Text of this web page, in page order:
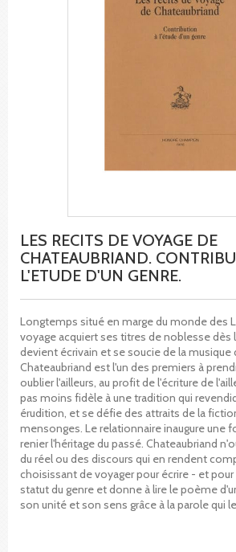
LES RECITS DE VOYAGE DE
CHATEAUBRIAND.
L'ETUDE D'UN GENRE.
Longtemps situé en marge du monde des
voyage acquiert ses titres de noblesse dès
devient écrivain et se soucie de la musique
Chateaubriand est l'un des premiers à
oublier l'ailleurs, au profit de l'écriture de
pas moins fidèle à une tradition qui
érudition, et se défie des attraits de la
mensonges. Le relationnaire inaugure une
renier l'héritage du passé. Chateaubriand
du réel ou des discours qui en rendent
choisissant de voyager pour écrire - et
statut du genre et donne à lire le poème
son unité et son sens grâce à la parole qui